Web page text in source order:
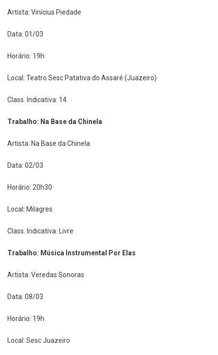
Artista: Vinícius Piedade
Data: 01/03
Horário: 19h
Local: Teatro Sesc Patativa do Assaré (Juazeiro)
Class. Indicativa: 14
Trabalho: Na Base da Chinela
Artista: Na Base da Chinela
Data: 02/03
Horário: 20h30
Local: Milagres
Class. Indicativa: Livre
Trabalho: Música Instrumental Por Elas
Artista: Veredas Sonoras
Data: 08/03
Horário: 19h
Local: Sesc Juazeiro